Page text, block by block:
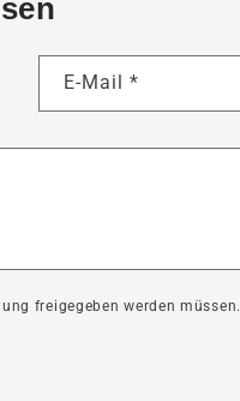
E-Mail *
freigegeben werden müssen.